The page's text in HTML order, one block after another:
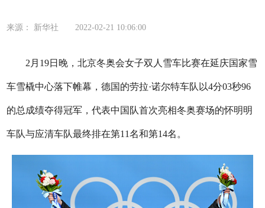
来源： 新华社 2022-02-21 10:06:00
2月19日晚，北京冬奥会女子双人雪车比赛在延庆国家雪
车雪橇中心落下帷幕，德国的劳拉·诺尔特车队以4分03秒96
的总成绩夺得冠军，代表中国队首次亮相冬奥赛场的怀明明
车队与应清车队最终排在第11名和第14名。